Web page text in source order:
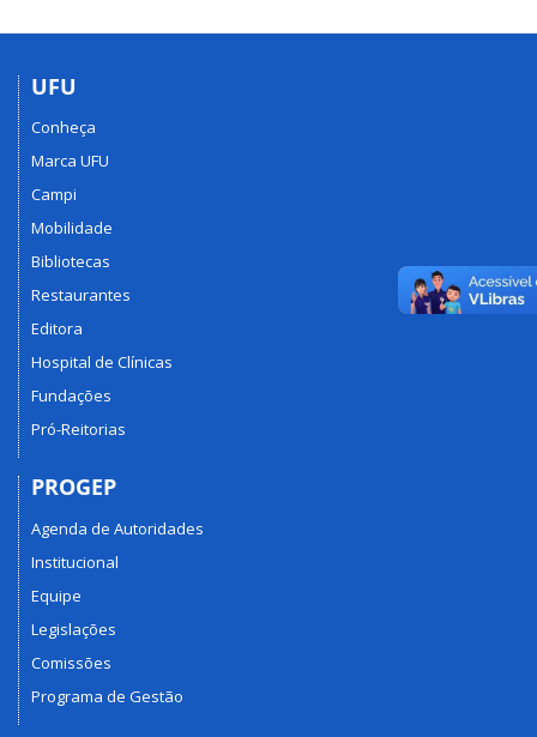
UFU
Conheça
Marca UFU
Campi
Mobilidade
Bibliotecas
Restaurantes
Editora
Hospital de Clínicas
Fundações
Pró-Reitorias
PROGEP
Agenda de Autoridades
Institucional
Equipe
Legislações
Comissões
Programa de Gestão